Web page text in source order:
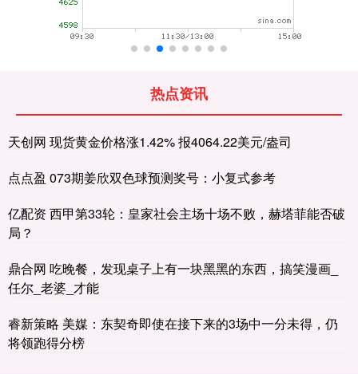
热点资讯
天创网 现货黄金价格涨1.42% 报4064.22美元/盎司
点点盈 073期姜欣双色球预测奖号：小复式参考
亿配资 西甲第33轮：皇家社会主场十场不败，赫塔菲能否破
局？
鼎合网 吃晚餐，发现桌子上有一块黑黑的东西，搞笑漫画_
任尔_老婆_才能
睿新策略 美媒：东契奇即使在接下来的3场中一分未得，仍
将领跑得分榜